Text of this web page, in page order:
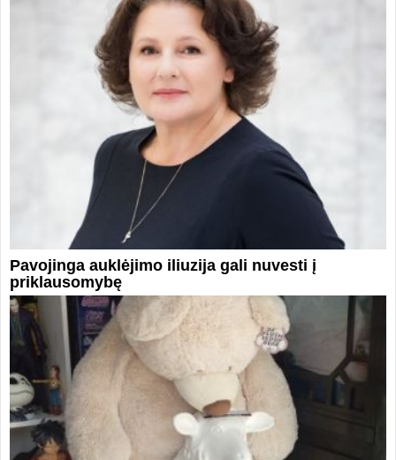
Pavojinga auklėjimo iliuzija gali nuvesti į
priklausomybę